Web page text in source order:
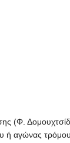
Δομουχτσίδη
ή αγώνας